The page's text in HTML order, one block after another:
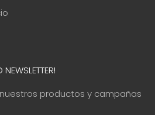
productos y campañas